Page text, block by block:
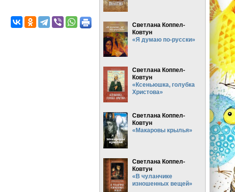
Светлана Коппел-
Ковтун
«Я думаю по-русски»
Светлана Коппел-
Ковтун
«Ксеньюшка, голубка
Христова»
Светлана Коппел-
Ковтун
«Макаровы крылья»
Светлана Коппел-
Ковтун
«В чуланчике
изношенных вещей»